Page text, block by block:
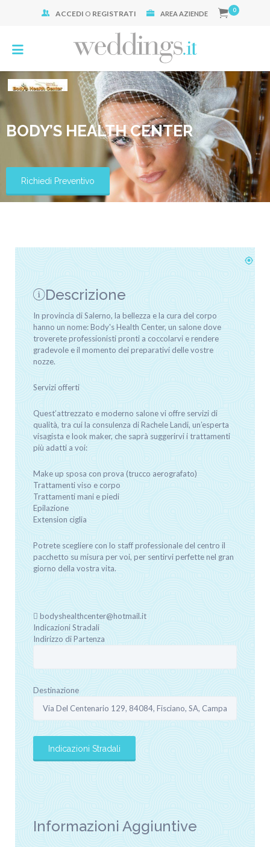
ACCEDI O REGISTRATI AREA AZIENDE 0
BODY’S HEALTH CENTER
Richiedi Preventivo
Descrizione
In provincia di Salerno, la bellezza e la cura del corpo
hanno un nome: Body's Health Center, un salone dove
troverete professionisti pronti a coccolarvi e rendere
gradevole e il momento dei preparativi delle vostre
nozze.
Servizi offerti
Quest’attrezzato e moderno salone vi offre servizi di
qualità, tra cui la consulenza di Rachele Landi, un’esperta
visagista e look maker, che saprà suggerirvi i trattamenti
più adatti a voi:
Make up sposa con prova (trucco aerografato)
Trattamenti viso e corpo
Trattamenti mani e piedi
Epilazione
Extension ciglia
Potrete scegliere con lo staff professionale del centro il
pacchetto su misura per voi, per sentirvi perfette nel gran
giorno della vostra vita.
bodyshealthcenter@hotmail.it
Indicazioni Stradali
Indirizzo di Partenza
Destinazione
Informazioni Aggiuntive